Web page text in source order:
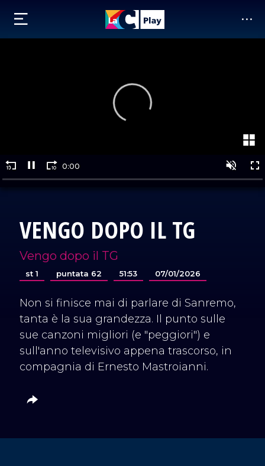
VENGO DOPO IL TG
Vengo dopo il TG
st 1 puntata 62 51:53 07/01/2026
Non si finisce mai di parlare di Sanremo,
tanta è la sua grandezza. Il punto sulle
sue canzoni migliori (e "peggiori") e
sull'anno televisivo appena trascorso, in
compagnia di Ernesto Mastroianni.